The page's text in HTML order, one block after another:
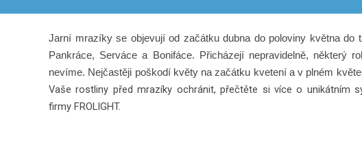
Jarní mrazíky se objevují od začátku dubna do poloviny května do
Pankráce, Serváce a Bonifáce. Přicházejí nepravidelně, některý
nevíme. Nejčastěji poškodí květy na začátku kvetení a v plném
Vaše rostliny před mrazíky ochránit, přečtěte si více o unikátním
firmy FROLIGHT.